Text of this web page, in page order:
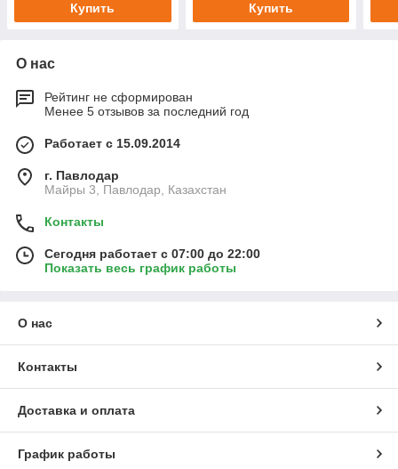
Купить Купить
О нас
Рейтинг не сформирован
Менее 5 отзывов за последний год
Работает с 15.09.2014
г. Павлодар
Майры 3, Павлодар, Казахстан
Контакты
Сегодня работает с 07:00 до 22:00
Показать весь график работы
О нас
Контакты
Доставка и оплата
График работы